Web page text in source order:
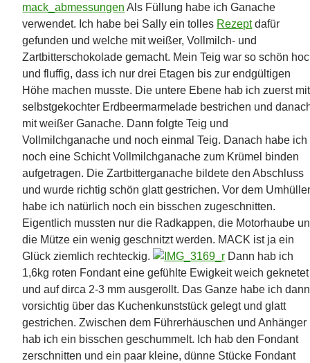
mack_abmessungen Als Füllung habe ich Ganache
verwendet. Ich habe bei Sally ein tolles Rezeptdafür
gefunden und welche mit weißer, Vollmilch- und
Zartbitterschokolade gemacht. Mein Teig war so schön
und fluffig, dass ich nur drei Etagen bis zur endgültigen
Höhe machen musste. Die untere Ebene hab ich zuerst mit
selbstgekochter Erdbeermarmelade bestrichen und
mit weißer Ganache. Dann folgte Teig und
Vollmilchganache und noch einmal Teig. Danach habe ich
noch eine Schicht Vollmilchganache zum Krümel binden
aufgetragen. Die Zartbitterganache bildete den Abschluss
und wurde richtig schön glatt gestrichen. Vor dem
habe ich natürlich noch ein bisschen zugeschnitten.
Eigentlich mussten nur die Radkappen, die Motorhaube
die Mütze ein wenig geschnitzt werden. MACK ist ja ein
Glück ziemlich rechteckig.
Dann hab ich
1,6kg roten Fondant eine gefühlte Ewigkeit weich geknetet
und auf dirca 2-3 mm ausgerollt. Das Ganze habe ich dann
vorsichtig über das Kuchenkunststück gelegt und glatt
gestrichen. Zwischen dem Führerhäuschen und Anhänger
hab ich ein bisschen geschummelt. Ich hab den Fondant
zerschnitten und ein paar kleine, dünne Stücke Fondant